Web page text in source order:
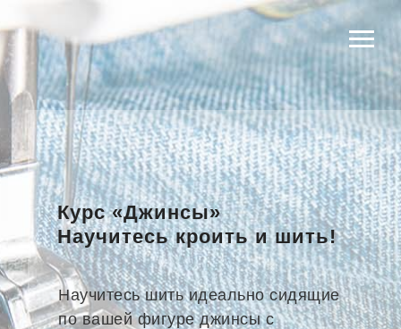
Курс «Джинсы»
Научитесь кроить и шить!
Научитесь шить идеально сидящие
по вашей фигуре джинсы с